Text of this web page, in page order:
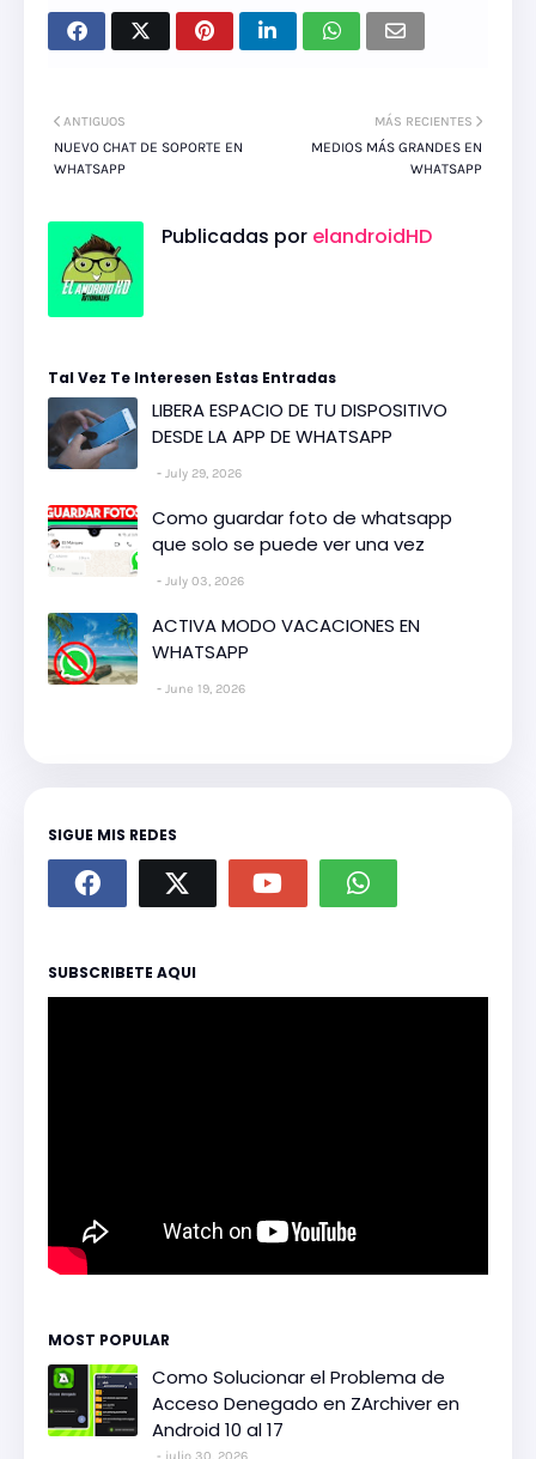
MÁS RECIENTES
MEDIOS MÁS GRANDES EN
WHATSAPP
ANTIGUOS
NUEVO CHAT DE SOPORTE EN
WHATSAPP
Publicadas por elandroidHD
Tal Vez Te Interesen Estas Entradas
LIBERA ESPACIO DE TU DISPOSITIVO
DESDE LA APP DE WHATSAPP
July 29, 2026
Como guardar foto de whatsapp
que solo se puede ver una vez
July 03, 2026
ACTIVA MODO VACACIONES EN
WHATSAPP
June 19, 2026
SIGUE MIS REDES
SUBSCRIBETE AQUI
MOST POPULAR
Como Solucionar el Problema de
Acceso Denegado en ZArchiver en
Android 10 al 17